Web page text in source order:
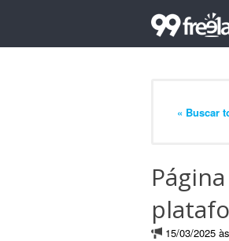
« Buscar
15/03/2025